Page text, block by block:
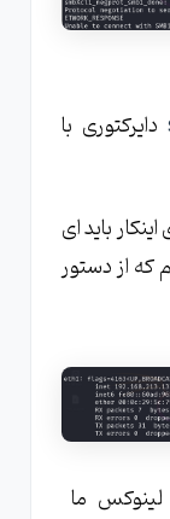
دایرکتوری با
باید ای
که از دستور
ما